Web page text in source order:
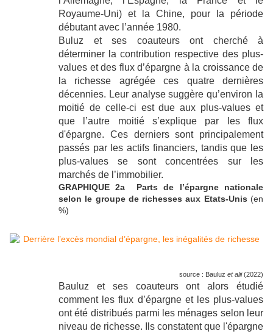
Royaume-Uni) et la Chine, pour la période
débutant avec l’année 1980.
Buluz et ses coauteurs ont cherché à
déterminer la contribution respective des plus-
values et des flux d’épargne à la croissance de
la richesse agrégée ces quatre dernières
décennies. Leur analyse suggère qu’environ la
moitié de celle-ci est due aux plus-values et
que l’autre moitié s’explique par les flux
d'épargne. Ces derniers sont principalement
passés par les actifs financiers, tandis que les
plus-values se sont concentrées sur les
marchés de l’immobilier.
GRAPHIQUE 2a Parts de l’épargne nationale
selon le groupe de richesses aux Etats-Unis (en
%)
source : Bauluz et alii(2022)
Bauluz et ses coauteurs ont alors étudié
comment les flux d’épargne et les plus-values
ont été distribués parmi les ménages selon leur
niveau de richesse. Ils constatent que l'épargne